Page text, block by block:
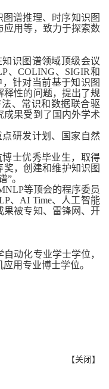
谱推理、时序知识图
应用等，致力于探索数
知识图谱领域顶级会议
、COLING、SIGIR和
，针对当前基于知识图
释性的问题，提出了规
、常识和数据联合驱
成果受到了国内外学术
点研发计划、国家自然
博士优秀毕业生，取得
奖，创建和维护知识图
”。
等顶会的程序委员
、AI Time、人工智能
果被专知、雷锋网、开
动化专业学士学位，
用专业博士学位。
【关闭 】